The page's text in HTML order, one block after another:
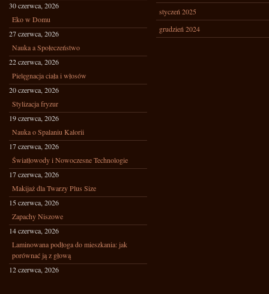
30 czerwca, 2026
Eko w Domu
27 czerwca, 2026
Nauka a Społeczeństwo
22 czerwca, 2026
Pielęgnacja ciała i włosów
20 czerwca, 2026
Stylizacja fryzur
19 czerwca, 2026
Nauka o Spalaniu Kalorii
17 czerwca, 2026
Światłowody i Nowoczesne Technologie
17 czerwca, 2026
Makijaż dla Twarzy Plus Size
15 czerwca, 2026
Zapachy Niszowe
14 czerwca, 2026
Laminowana podłoga do mieszkania: jak
porównać ją z głową
12 czerwca, 2026
styczeń 2025
grudzień 2024